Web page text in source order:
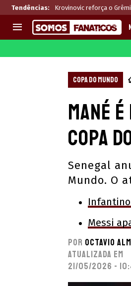
Tendências: Krovinovic reforça o
CHAMPIONS LEAGUE
PREMIER LEAGUE
LIGA PORTUGUESA
EUROPA LEAGUE
APPS
COPA DO MUNDO
Mané
Copa
Senegal
Mundo. O
Infantino
Messi
Por Octavio
Atualizada em
21/05/2026 -